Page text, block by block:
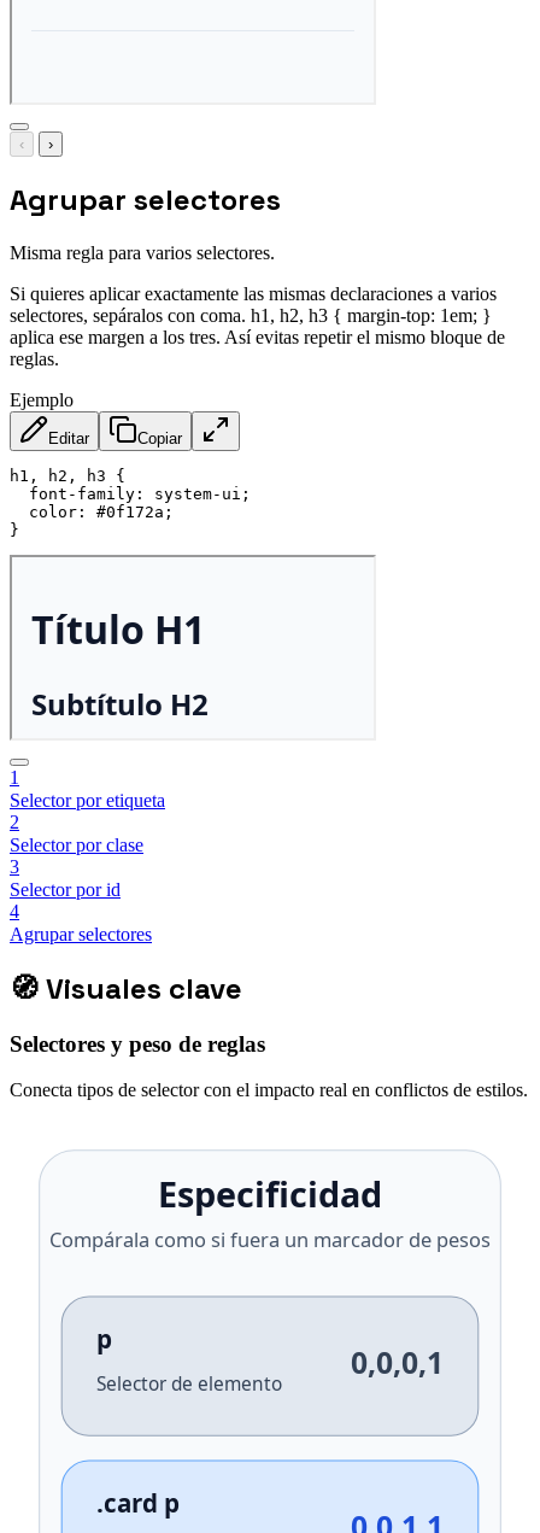
‹ ›
Agrupar selectores
Misma regla para varios selectores.
Si quieres aplicar exactamente las mismas declaraciones a varios
selectores, sepáralos con coma. h1, h2, h3 { margin-top: 1em; }
aplica ese margen a los tres. Así evitas repetir el mismo bloque de
reglas.
Ejemplo
Editar Copiar
h1, h2, h3
{
font-family : system-ui ;
color : #0f172a ;
}
1
Selector por etiqueta
2
Selector por clase
3
Selector por id
4
Agrupar selectores
🧭Visuales clave
Selectores y peso de reglas
Conecta tipos de selector con el impacto real en conflictos de estilos.